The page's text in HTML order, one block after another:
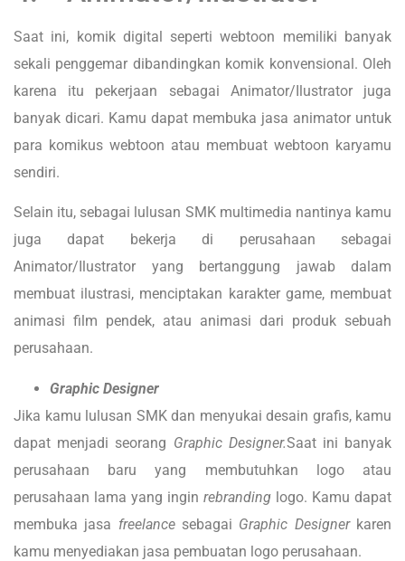
Saat ini, komik digital seperti webtoon memiliki banyak
sekali penggemar dibandingkan komik konvensional. Oleh
karena itu pekerjaan sebagai Animator/Ilustrator juga
banyak dicari. Kamu dapat membuka jasa animator untuk
para komikus webtoon atau membuat webtoon karyamu
sendiri.
Selain itu, sebagai lulusan SMK multimedia nantinya kamu
juga dapat bekerja di perusahaan sebagai
Animator/Ilustrator yang bertanggung jawab dalam
membuat ilustrasi, menciptakan karakter game, membuat
animasi film pendek, atau animasi dari produk sebuah
perusahaan.
Graphic Designer
Jika kamu lulusan SMK dan menyukai desain grafis, kamu
dapat menjadi seorang Graphic Designer.Saat ini banyak
perusahaan baru yang membutuhkan logo atau
perusahaan lama yang ingin rebranding logo. Kamu dapat
membuka jasa freelancesebagai Graphic Designerkaren
kamu menyediakan jasa pembuatan logo perusahaan.